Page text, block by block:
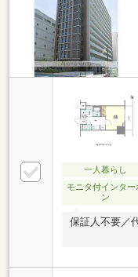
一人暮らし
モニタ付インター
ン
保証人不要／